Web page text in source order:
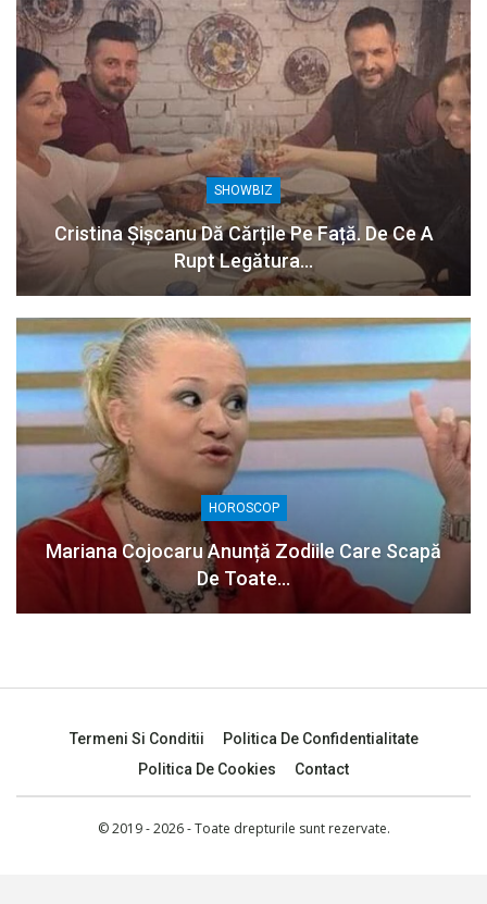
SHOWBIZ
Cristina Șișcanu Dă Cărțile Pe Față. De Ce A
Rupt Legătura…
HOROSCOP
Mariana Cojocaru Anunță Zodiile Care Scapă
De Toate…
Termeni Si Conditii
Politica De Confidentialitate
Politica De Cookies
Contact
© 2019 - 2026 - Toate drepturile sunt rezervate.